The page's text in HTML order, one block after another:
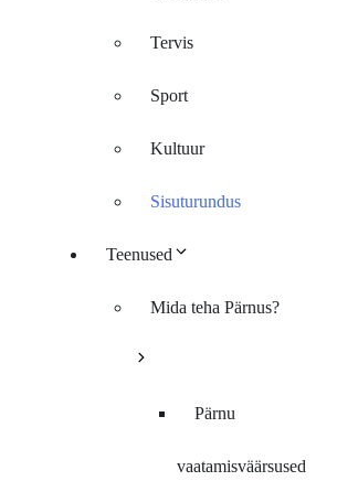
Tervis
Sport
Kultuur
Sisuturundus
Teenused
Mida teha Pärnus?
Pärnu
vaatamisväärsused